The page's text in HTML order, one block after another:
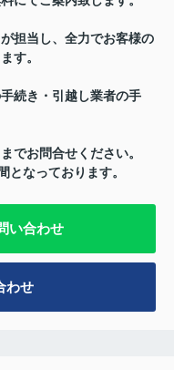
担当し、全力でお客様の
す。
続き・引越し業者の手
でお問合せください。
となっております。
い合わせ
わせ